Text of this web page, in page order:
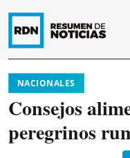
NACIONALES
Consejos
peregrinos